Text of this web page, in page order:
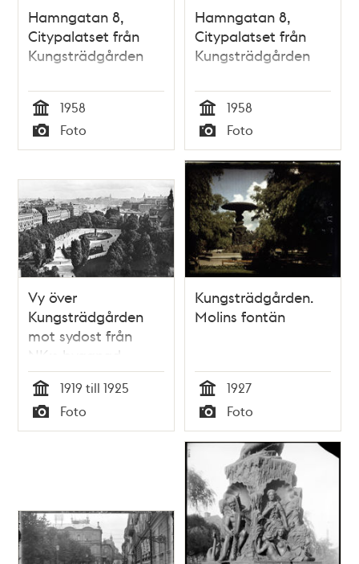
Hamngatan 8,
Citypalatset från
Kungsträdgården
Tid
1958
Typ
Foto
Hamngatan 8,
Citypalatset från
Kungsträdgården
Tid
1958
Typ
Foto
Vy över
Kungsträdgården
mot sydost från
NK:s byggnad
Tid
1919 till 1925
Typ
Foto
Kungsträdgården.
Molins fontän
Tid
1927
Typ
Foto